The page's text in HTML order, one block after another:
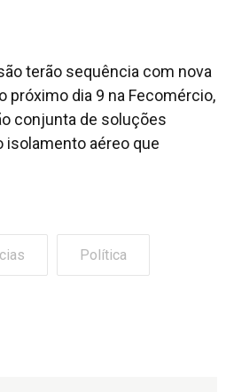
terão sequência com nova
próximo dia 9 na Fecomércio,
conjunta de soluções
isolamento aéreo que
Política